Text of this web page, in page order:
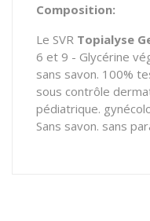
Composition:
Le SVR Topialyse
6 et 9 - Glycérine
sans savon. 100%
sous contrôle
pédiatrique.
Sans savon. sans